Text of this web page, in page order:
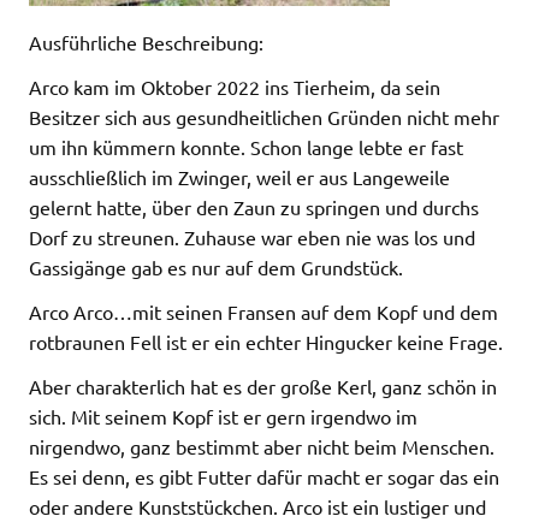
Ausführliche Beschreibung:
Arco kam im Oktober 2022 ins Tierheim, da sein
Besitzer sich aus gesundheitlichen Gründen nicht mehr
um ihn kümmern konnte. Schon lange lebte er fast
ausschließlich im Zwinger, weil er aus Langeweile
gelernt hatte, über den Zaun zu springen und durchs
Dorf zu streunen. Zuhause war eben nie was los und
Gassigänge gab es nur auf dem Grundstück.
Arco Arco…mit seinen Fransen auf dem Kopf und dem
rotbraunen Fell ist er ein echter Hingucker keine Frage.
Aber charakterlich hat es der große Kerl, ganz schön in
sich. Mit seinem Kopf ist er gern irgendwo im
nirgendwo, ganz bestimmt aber nicht beim Menschen.
Es sei denn, es gibt Futter dafür macht er sogar das ein
oder andere Kunststückchen. Arco ist ein lustiger und